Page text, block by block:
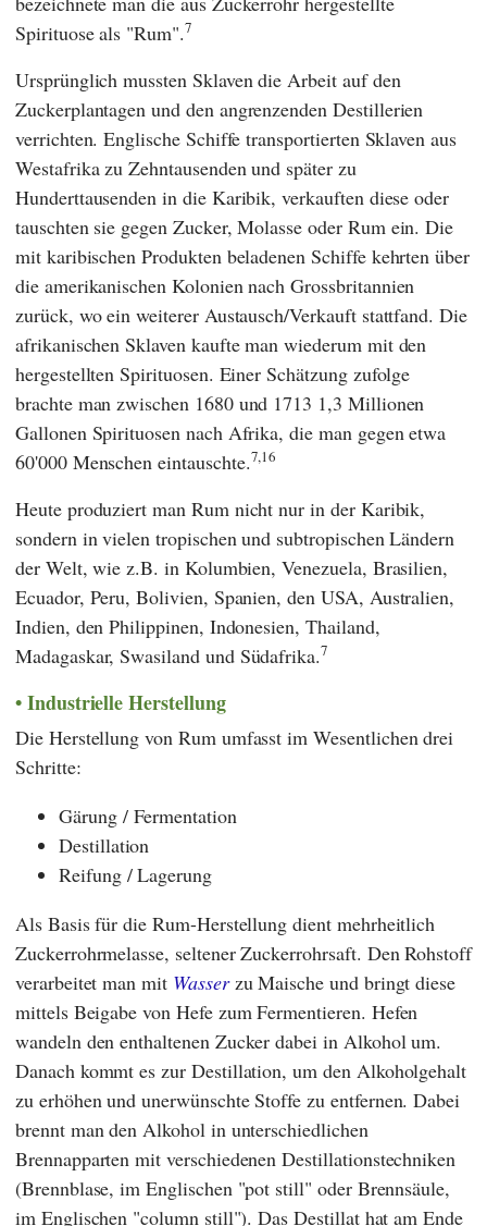
Spirituose als "Rum".7
Ursprünglich mussten Sklaven die Arbeit auf den
Zuckerplantagen und den angrenzenden Destillerien
verrichten. Englische Schiffe transportierten Sklaven aus
Westafrika zu Zehntausenden und später zu
Hunderttausenden in die Karibik, verkauften diese oder
tauschten sie gegen Zucker, Molasse oder Rum ein. Die
mit karibischen Produkten beladenen Schiffe kehrten über
die amerikanischen Kolonien nach Grossbritannien
zurück, wo ein weiterer Austausch/Verkauft stattfand. Die
afrikanischen Sklaven kaufte man wiederum mit den
hergestellten Spirituosen. Einer Schätzung zufolge
brachte man zwischen 1680 und 1713 1,3 Millionen
Gallonen Spirituosen nach Afrika, die man gegen etwa
60'000 Menschen eintauschte.7,16
Heute produziert man Rum nicht nur in der Karibik,
sondern in vielen tropischen und subtropischen Ländern
der Welt, wie z.B. in Kolumbien, Venezuela, Brasilien,
Ecuador, Peru, Bolivien, Spanien, den USA, Australien,
Indien, den Philippinen, Indonesien, Thailand,
Madagaskar, Swasiland und Südafrika.7
Industrielle Herstellung
Die Herstellung von Rum umfasst im Wesentlichen drei
Schritte:
Gärung / Fermentation
Destillation
Reifung / Lagerung
Als Basis für die Rum-Herstellung dient mehrheitlich
Zuckerrohrmelasse, seltener Zuckerrohrsaft. Den Rohstoff
verarbeitet man mit Wasserzu Maische und bringt diese
mittels Beigabe von Hefe zum Fermentieren. Hefen
wandeln den enthaltenen Zucker dabei in Alkohol um.
Danach kommt es zur Destillation, um den Alkoholgehalt
zu erhöhen und unerwünschte Stoffe zu entfernen. Dabei
brennt man den Alkohol in unterschiedlichen
Brennapparten mit verschiedenen Destillationstechniken
(Brennblase, im Englischen "pot still" oder Brennsäule,
im Englischen "column still"). Das Destillat hat am Ende